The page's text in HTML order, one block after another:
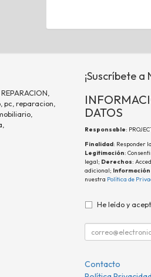
pc, reparacion,
¡Suscríbete
DATOS
Responsable:
Finalidad: Responder
Legitimación:
legal; Derechos:
adicional;
nuestra Política de
He leído y
Contacto